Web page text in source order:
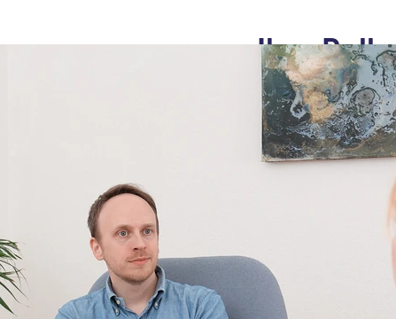
Ihre
Sie kennen den
wichtiger
eine geeignete
die
den
Unsere Kliniken
eine kollegiale